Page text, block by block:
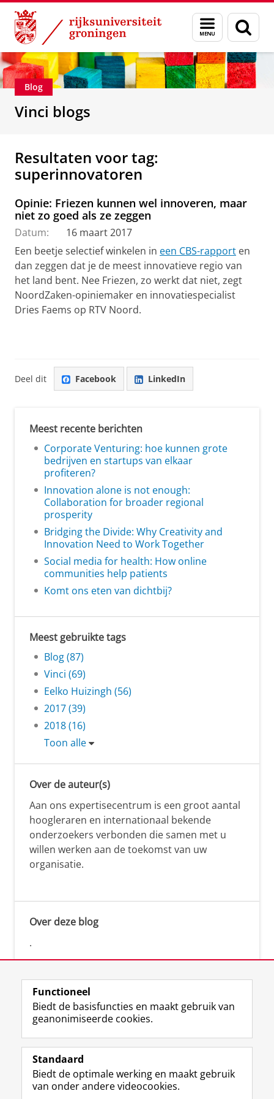
Skip
Content
Skip
Navigation
Menu
en
zoeken
Department of Innovation Management &
Blog
Vinci blogs
Resultaten voor tag:
superinnovatoren
Opinie: Friezen kunnen wel innoveren, maar
niet zo goed als ze zeggen
Datum:
16 maart 2017
Een beetje selectief winkelen in een CBS-rapport en
dan zeggen dat je de meest innovatieve regio van
het land bent. Nee Friezen, zo werkt dat niet, zegt
NoordZaken-opiniemaker en innovatiespecialist
Dries Faems op RTV Noord.
Deel dit Facebook LinkedIn
Meest recente berichten
Corporate Venturing: hoe kunnen grote
bedrijven en startups van elkaar
profiteren?
Innovation alone is not enough:
Collaboration for broader regional
prosperity
Bridging the Divide: Why Creativity and
Innovation Need to Work Together
Social media for health: How online
communities help patients
Komt ons eten van dichtbij?
Meest gebruikte tags
Blog (87)
Vinci (69)
Eelko Huizingh (56)
2017 (39)
2018 (16)
Toon alle
Over de auteur(s)
Aan ons expertisecentrum is een groot aantal
hoogleraren en internationaal bekende
onderzoekers verbonden die samen met u
willen werken aan de toekomst van uw
organisatie.
Over deze blog
.
Volg de RUG
F
a
e
b
L
i
k
e
R
S
-
f
I
n
t
Y
o
T
Studiekiezers
Functioneel
Biedt de basisfuncties en maakt gebruik van
geanonimiseerde cookies.
Standaard
Biedt de optimale werking en maakt gebruik
van onder andere videocookies.